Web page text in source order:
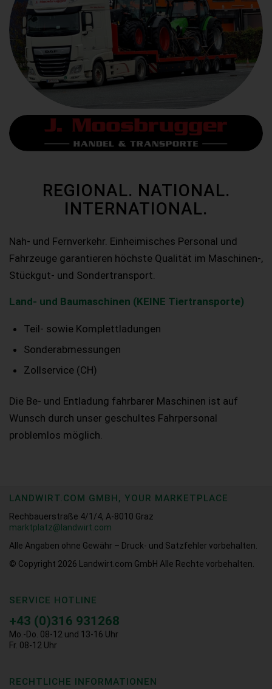
REGIONAL. NATIONAL.
INTERNATIONAL.
Nah- und Fernverkehr. Einheimisches Personal und
Fahrzeuge garantieren höchste Qualität im Maschinen-,
Stückgut- und Sondertransport.
Land- und Baumaschinen (KEINE Tiertransporte)
Teil- sowie Komplettladungen
Sonderabmessungen
Zollservice (CH)
Die Be- und Entladung fahrbarer Maschinen ist auf
Wunsch durch unser geschultes Fahrpersonal
problemlos möglich.
LANDWIRT.COM GMBH, YOUR MARKETPLACE
Rechbauerstraße 4/1/4, A-8010 Graz
marktplatz@landwirt.com
Alle Angaben ohne Gewähr – Druck- und Satzfehler vorbehalten.
© Copyright 2026
Landwirt.com GmbH Alle Rechte vorbehalten.
SERVICE HOTLINE
+43 (0)316 931268
Mo.-Do. 08-12 und 13-16 Uhr
Fr. 08-12 Uhr
RECHTLICHE INFORMATIONEN